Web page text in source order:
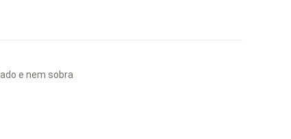
e nem sobra